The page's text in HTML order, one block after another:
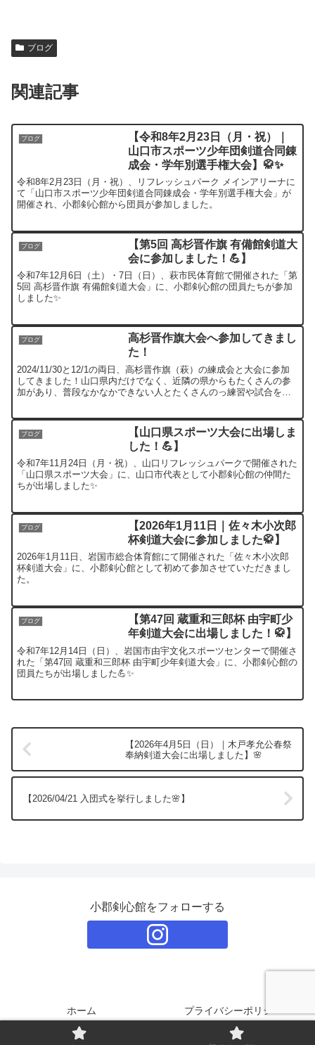
ブログ
関連記事
ブログ
【令和8年2月23日（月・祝）｜
山口市スポーツ少年団剣道合同錬
成会・学年別選手権大会】🥋✨
令和8年2月23日（月・祝）、リフレッシュパーク メインアリーナに
て「山口市スポーツ少年団剣道合同錬成会・学年別選手権大会」が
開催され、小郡剣心館から団員が参加しました。
ブログ
【第5回 高杉晋作旗 有備館剣道大
会に参加しました！💪】
令和7年12月6日（土）・7日（日）、萩市民体育館で開催された「第
5回 高杉晋作旗 有備館剣道大会」に、小郡剣心館の団員たちが参加
しました✨
ブログ
高杉晋作旗大会へ参加してきまし
た！
2024/11/30と12/1の両日、高杉晋作旗（萩）の練成会と大会に参加
してきました！山口県内だけでなく、近隣の県からもたくさんの参
加があり、普段なかなかできない人とたくさんのっ練習や試合をす
ブログ
【山口県スポーツ大会に出場しま
した！💪】
令和7年11月24日（月・祝）、山口リフレッシュパークで開催された
「山口県スポーツ大会」に、山口市代表として小郡剣心館の仲間た
ちが出場しました✨
ブログ
【2026年1月11日｜佐々木小次郎
杯剣道大会に参加しました🥋】
2026年1月11日、岩国市総合体育館にて開催された「佐々木小次郎
杯剣道大会」に、小郡剣心館として初めて参加させていただきまし
た。
ブログ
【第47回 蔵重和三郎杯 由宇町少
年剣道大会に出場しました！🥋】
令和7年12月14日（日）、岩国市由宇文化スポーツセンターで開催さ
れた「第47回 蔵重和三郎杯 由宇町少年剣道大会」に、小郡剣心館の
団員たちが出場しました💪✨
【2026年4月5日（日）｜木戸孝允公春祭
奉納剣道大会に出場しました】🌸
【2026/04/21 入団式を挙行しました🌸】
小郡剣心館をフォローする
ホーム プライバシーポリシー
© 2026 小郡剣心館 All Rights Reserved.